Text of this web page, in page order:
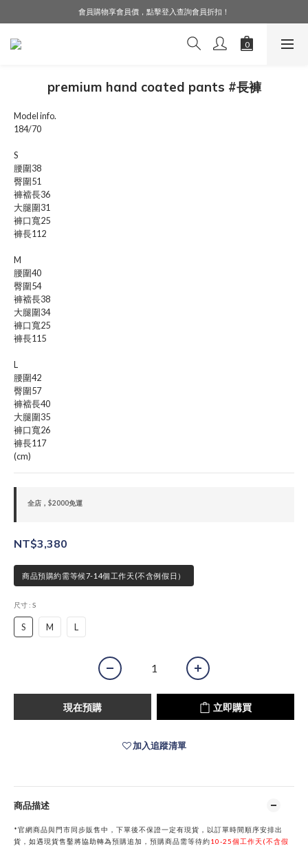
LINE好友募集中，加入就送購物金$50！
會員購物享會員價，點擊登入查詢會員折扣！
LINE好友募集中，加入就送購物金$50！
premium hand coated pants #長褲
Model info.
184/70
S
腰圍38
臀圍51
褲襠長36
大腿圍31
褲口寬25
褲長112
M
腰圍40
臀圍54
褲襠長38
大腿圍34
褲口寬25
褲長115
L
腰圍42
臀圍57
褲襠長40
大腿圍35
褲口寬26
褲長117
(cm)
全店，$2000免運
NT$3,380
商品預購約需等候7-14個工作天(不含例假日）
尺寸 : S
S M L
現在預購 立即購買
加入追蹤清單
商品描述
*官網商品與門市同步販售中，下單後不保證一定有現貨，以訂單時間順序安排出
貨，如遇現貨售鑿將協助轉為預購追加，預購商品需等待約10-25個工作天(不含假